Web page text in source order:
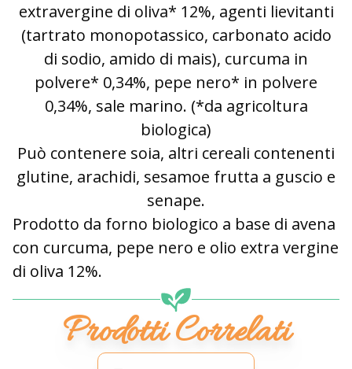
extravergine di oliva* 12%, agenti lievitanti
(tartrato monopotassico, carbonato acido
di sodio, amido di mais), curcuma in
polvere* 0,34%, pepe nero* in polvere
0,34%, sale marino. (*da agricoltura
biologica)
Può contenere soia, altri cereali contenenti
glutine, arachidi, sesamoe frutta a guscio e
senape.
Prodotto da forno biologico a base di avena
con curcuma, pepe nero e olio extra vergine
di oliva 12%.
Prodotti Correlati